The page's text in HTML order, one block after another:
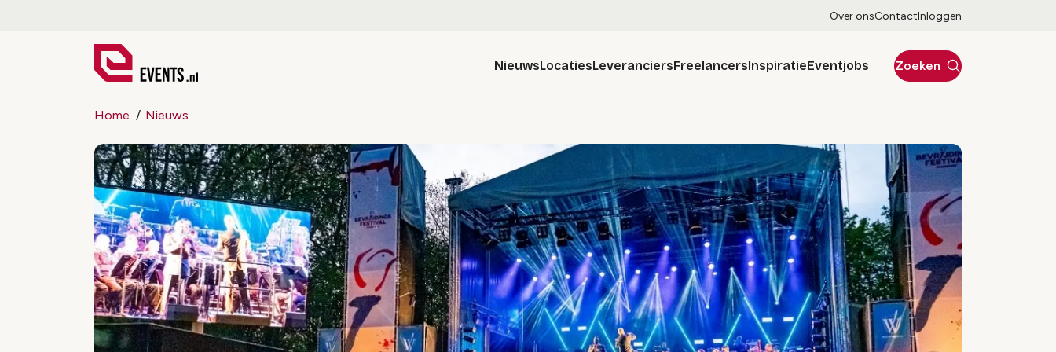
Over onsContactInloggen
NieuwsLocatiesLeveranciersFreelancersInspiratieEventjobs Zoeken
Home Nieuws